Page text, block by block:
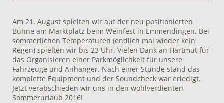
Am 21. August spielten wir auf der neu positionierten
Bühne am Marktplatz beim Weinfest in Emmendingen. Bei
sommerlichen Temperaturen (endlich mal wieder kein
Regen) spielten wir bis 23 Uhr. Vielen Dank an Hartmut für
das Organisieren einer Parkmöglichkeit für unsere
Fahrzeuge und Anhänger. Nach einer Stunde stand das
komplette Equipment und der Soundcheck war erledigt.
Jetzt verabschieden wir uns in den wohlverdienten
Sommerurlaub 2016!